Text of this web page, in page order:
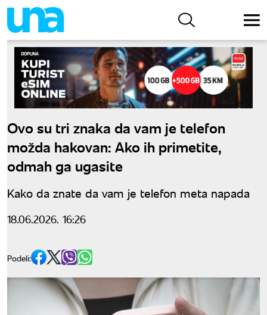
Ovo su tri znaka da vam je telefon
možda hakovan: Ako ih primetite,
odmah ga ugasite
Kako da znate da vam je telefon meta napada
18.06.2026. 16:26
Podeli: